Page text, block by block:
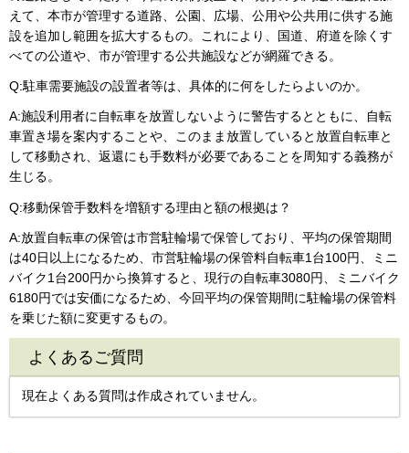
えて、本市が管理する道路、公園、広場、公用や公共用に供する施
設を追加し範囲を拡大するもの。これにより、国道、府道を除くす
べての公道や、市が管理する公共施設などが網羅できる。
Q:駐車需要施設の設置者等は、具体的に何をしたらよいのか。
A:施設利用者に自転車を放置しないように警告するとともに、自転
車置き場を案内することや、このまま放置していると放置自転車と
して移動され、返還にも手数料が必要であることを周知する義務が
生じる。
Q:移動保管手数料を増額する理由と額の根拠は？
A:放置自転車の保管は市営駐輪場で保管しており、平均の保管期間
は40日以上になるため、市営駐輪場の保管料自転車1台100円、ミニ
バイク1台200円から換算すると、現行の自転車3080円、ミニバイク
6180円では安価になるため、今回平均の保管期間に駐輪場の保管料
を乗じた額に変更するもの。
よくあるご質問
現在よくある質問は作成されていません。